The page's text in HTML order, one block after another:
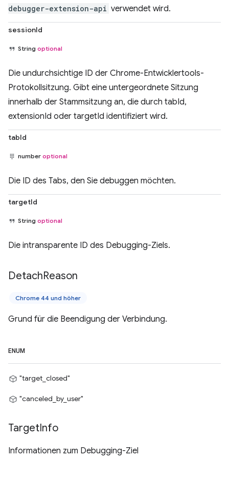
debugger-extension-api verwendet wird.
sessionId
String optional
Die undurchsichtige ID der Chrome-Entwicklertools-
Protokollsitzung. Gibt eine untergeordnete Sitzung
innerhalb der Stammsitzung an, die durch tabId,
extensionId oder targetId identifiziert wird.
tabId
number optional
Die ID des Tabs, den Sie debuggen möchten.
targetId
String optional
Die intransparente ID des Debugging-Ziels.
DetachReason
Chrome 44 und höher
Grund für die Beendigung der Verbindung.
ENUM
"target_closed"
"canceled_by_user"
TargetInfo
Informationen zum Debugging-Ziel